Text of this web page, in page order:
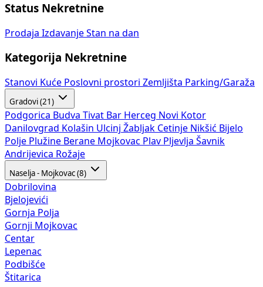
Status Nekretnine
Prodaja Izdavanje Stan na dan
Kategorija Nekretnine
Stanovi Kuće Poslovni prostori Zemljišta Parking/Garaža
Gradovi (21)
Podgorica Budva Tivat Bar Herceg Novi Kotor
Danilovgrad Kolašin Ulcinj Žabljak Cetinje Nikšić Bijelo
Polje Plužine Berane Mojkovac Plav Pljevlja Šavnik
Andrijevica Rožaje
Naselja - Mojkovac (8)
Dobrilovina
Bjelojevići
Gornja Polja
Gornji Mojkovac
Centar
Lepenac
Podbišće
Štitarica